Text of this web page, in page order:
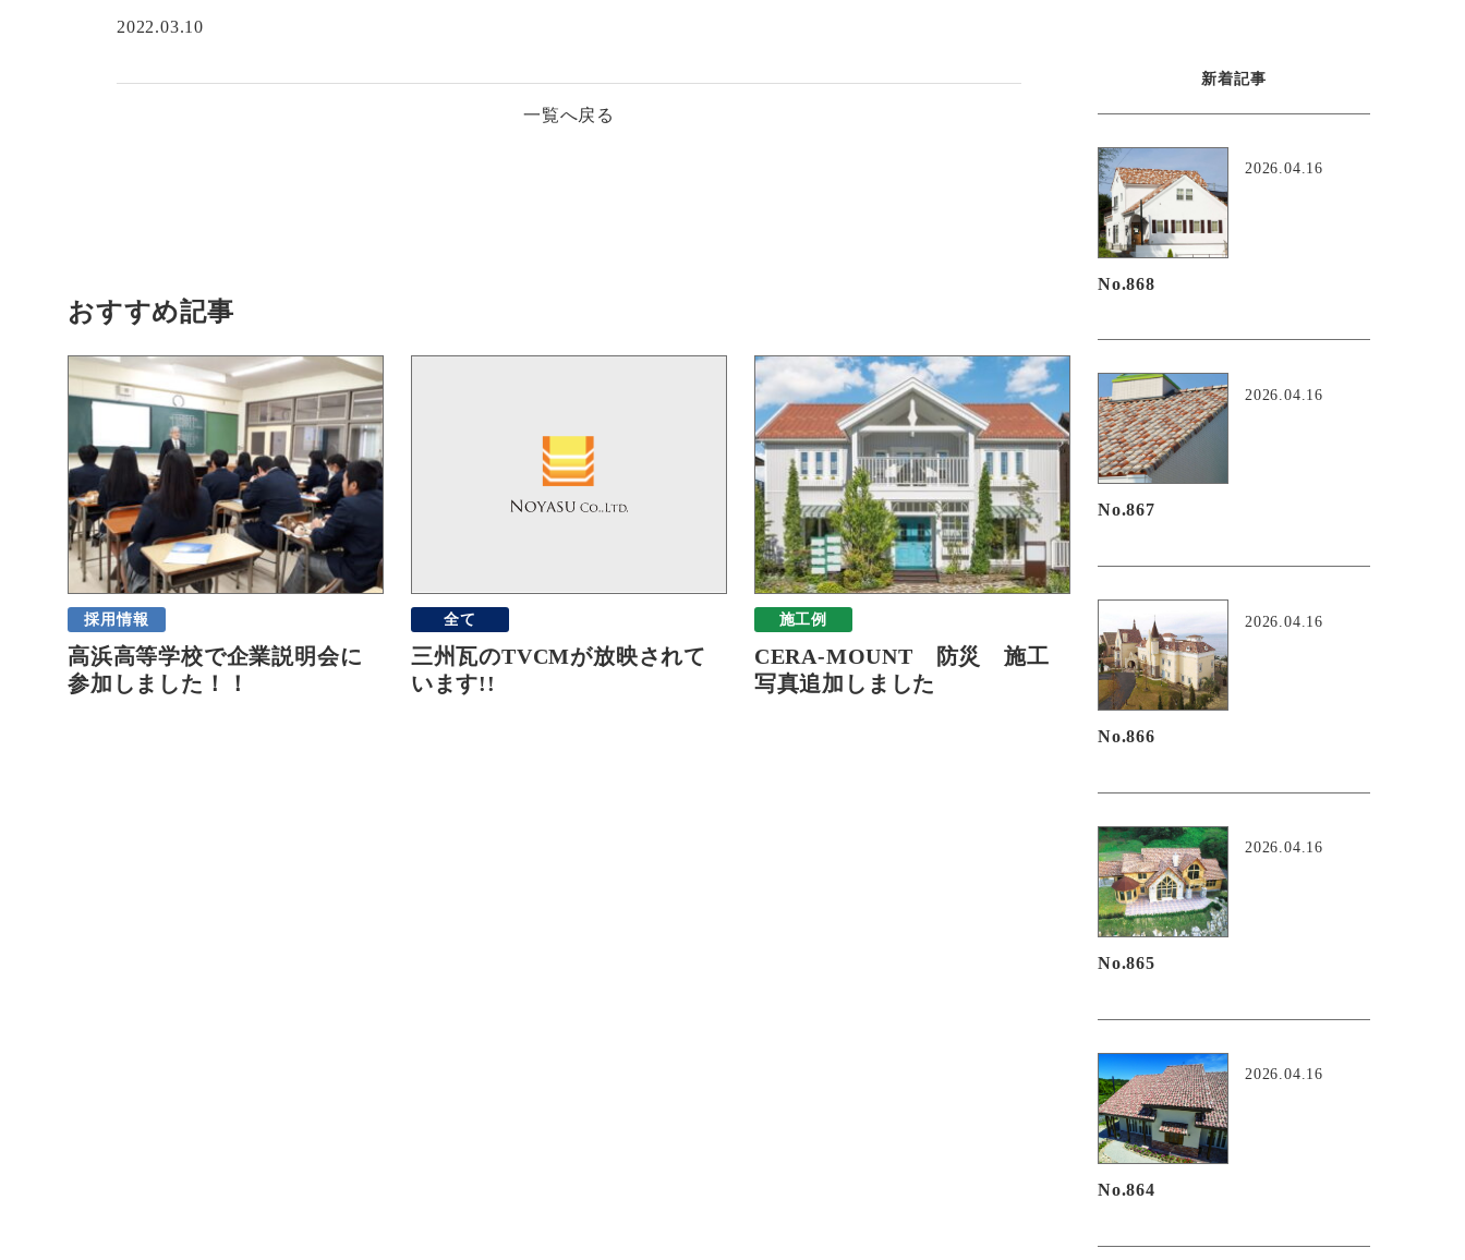
2022.03.10
一覧へ戻る
おすすめ記事
採用情報
高浜高等学校で企業説明会に
参加しました！！
全て
三州瓦のTVCMが放映されて
います!!
施工例
CERA-MOUNT 防災 施工
写真追加しました
新着記事
2026.04.16
No.868
2026.04.16
No.867
2026.04.16
No.866
2026.04.16
No.865
2026.04.16
No.864